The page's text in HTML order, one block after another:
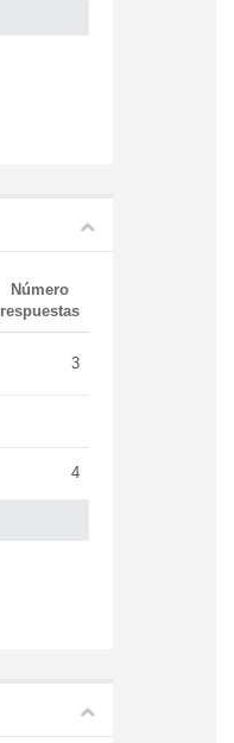
Número
respuestas
3
4